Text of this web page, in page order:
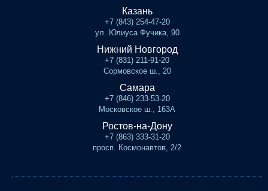
Казань
+7 (843) 254-47-20
ул. Юлиуса Фучика, 90
Нижний Новгород
+7 (831) 211-91-20
Сормовское ш., 20
Самара
+7 (846) 233-53-20
Московское ш., 163А
Ростов-на-Дону
+7 (863) 333-31-20
просп. Космонавтов, 2/2